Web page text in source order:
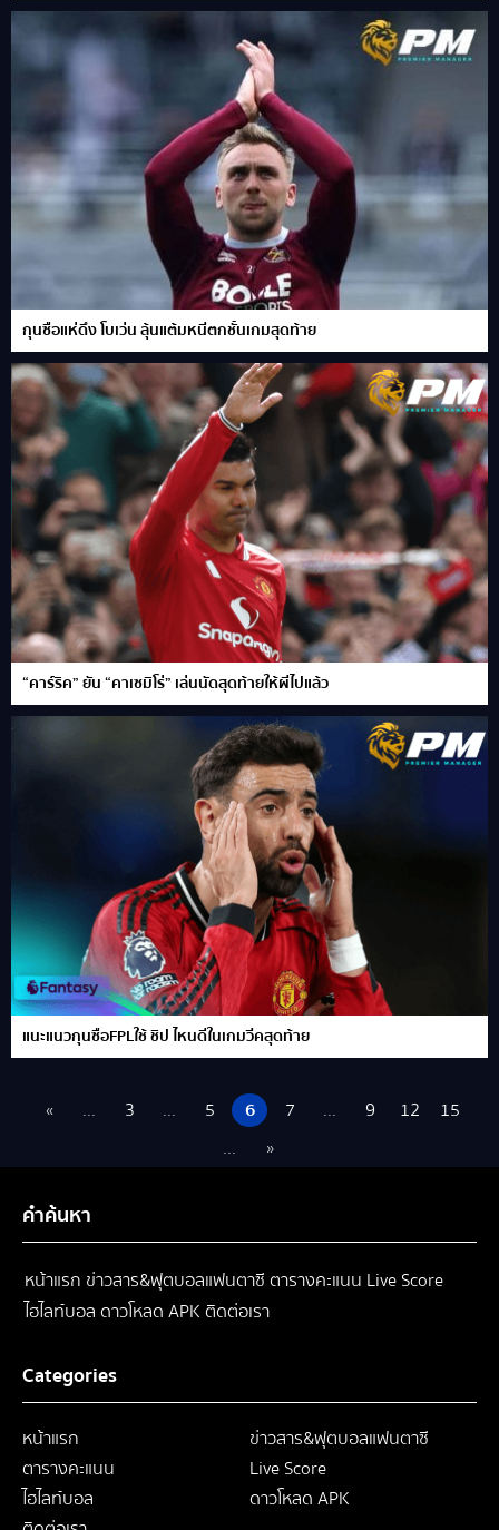
กุนซือแห่ดึง โบเว่น ลุ้นแต้มหนีตกชั้นเกมสุดท้าย
“คาร์ริค” ยัน “คาเซมิโร่” เล่นนัดสุดท้ายให้ผีไปแล้ว
แนะแนวกุนซือFPLใช้ ชิป ไหนดีในเกมวีคสุดท้าย
« ... 3 ... 5 6 7 ... 9 12
15
...
»
คำค้นหา
หน้าแรก ข่าวสาร&ฟุตบอลแฟนตาซีตารางคะแนน Live Score
ไฮไลท์บอลดาวโหลด APKติดต่อเรา
Categories
หน้าแรก
ข่าวสาร&ฟุตบอลแฟนตาซี
ตารางคะแนน
Live Score
ไฮไลท์บอล
ดาวโหลด APK